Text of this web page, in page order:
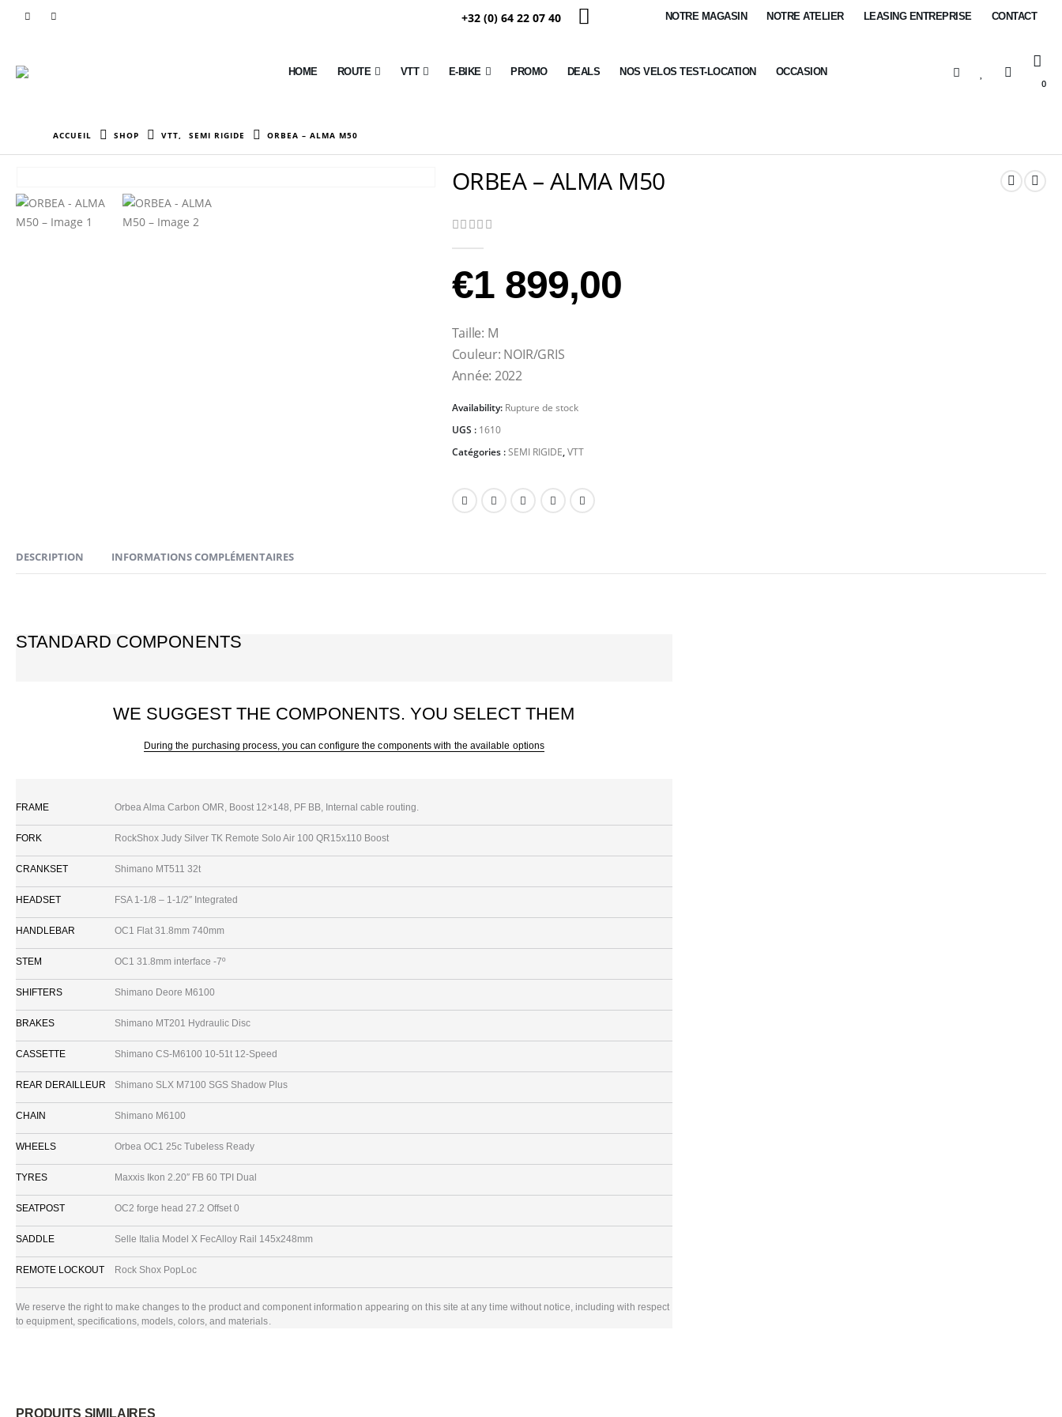
+32 (0) 64 22 07 40 NOTRE MAGASIN NOTRE ATELIER LEASING ENTREPRISE CONTACT
HOME ROUTE VTT E-BIKE PROMO DEALS NOS VELOS TEST-LOCATION
OCCASION
0
ACCUEIL SHOP VTT SEMI RIGIDE ORBEA – ALMA M50
ORBEA – ALMA M50
€1 899,00
Taille: M
Couleur: NOIR/GRIS
Année: 2022
Availability: Rupture de stock
UGS : 1610
Catégories :SEMI RIGIDE,VTT
DESCRIPTION INFORMATIONS COMPLÉMENTAIRES
STANDARD COMPONENTS
WE SUGGEST THE COMPONENTS. YOU SELECT THEM
During the purchasing process, you can configure the components with the available options
FRAME Orbea Alma Carbon OMR, Boost 12×148, PF BB, Internal cable routing.
FORK RockShox Judy Silver TK Remote Solo Air 100 QR15x110 Boost
CRANKSET Shimano MT511 32t
HEADSET FSA 1-1/8 – 1-1/2″ Integrated
HANDLEBAR OC1 Flat 31.8mm 740mm
STEM OC1 31.8mm interface -7º
SHIFTERS Shimano Deore M6100
BRAKES Shimano MT201 Hydraulic Disc
CASSETTE Shimano CS-M6100 10-51t 12-Speed
REAR DERAILLEUR Shimano SLX M7100 SGS Shadow Plus
CHAIN Shimano M6100
WHEELS Orbea OC1 25c Tubeless Ready
TYRES Maxxis Ikon 2.20″ FB 60 TPI Dual
SEATPOST OC2 forge head 27.2 Offset 0
SADDLE Selle Italia Model X FecAlloy Rail 145x248mm
REMOTE LOCKOUT Rock Shox PopLoc
We reserve the right to make changes to the product and component information appearing on this site at any time without notice, including with respect
to equipment, specifications, models, colors, and materials.
PRODUITS SIMILAIRES